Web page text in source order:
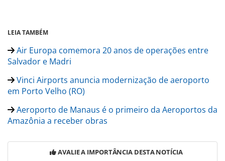
LEIA TAMBÉM
Air Europa comemora 20 anos de operações entre
Salvador e Madri
Vinci Airports anuncia modernização de aeroporto
em Porto Velho (RO)
Aeroporto de Manaus é o primeiro da Aeroportos da
Amazônia a receber obras
AVALIE A IMPORTÂNCIA DESTA NOTÍCIA